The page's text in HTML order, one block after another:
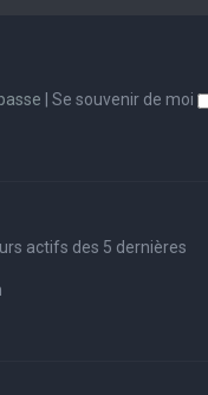
Se souvenir de moi
actifs des 5 dernières